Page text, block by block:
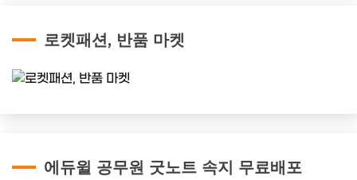
로켓패션, 반품 마켓
에듀윌 공무원 굿노트 속지 무료배포